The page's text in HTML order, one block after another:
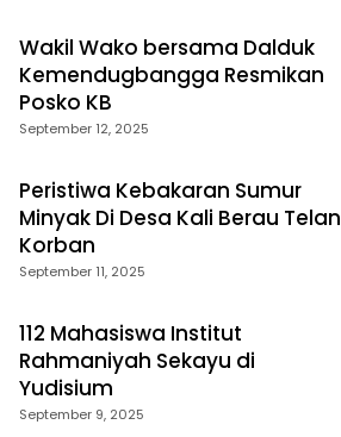
Wakil Wako bersama Dalduk
Kemendugbangga Resmikan
Posko KB
September 12, 2025
Peristiwa Kebakaran Sumur
Minyak Di Desa Kali Berau Telan
Korban
September 11, 2025
112 Mahasiswa Institut
Rahmaniyah Sekayu di
Yudisium
September 9, 2025